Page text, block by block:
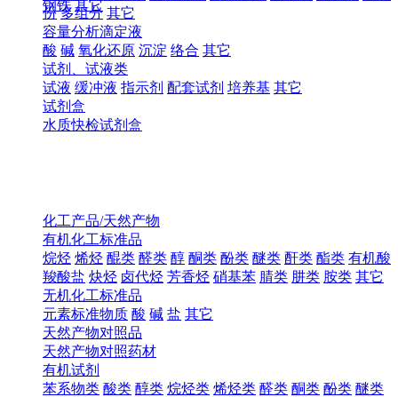
份 多组分 其它
容量分析滴定液
酸 碱 氧化还原 沉淀 络合 其它
试剂、试液类
试液 缓冲液 指示剂 配套试剂 培养基 其它
试剂盒
水质快检试剂盒
钢铁 其它
化工产品/天然产物
有机化工标准品
烷烃 烯烃 醌类 醛类 醇 酮类 酚类 醚类 酐类 酯类 有机酸
羧酸盐 炔烃 卤代烃 芳香烃 硝基苯 腈类 肼类 胺类 其它
无机化工标准品
元素标准物质 酸 碱 盐 其它
天然产物对照品
天然产物对照药材
有机试剂
苯系物类 酸类 醇类 烷烃类 烯烃类 醛类 酮类 酚类 醚类